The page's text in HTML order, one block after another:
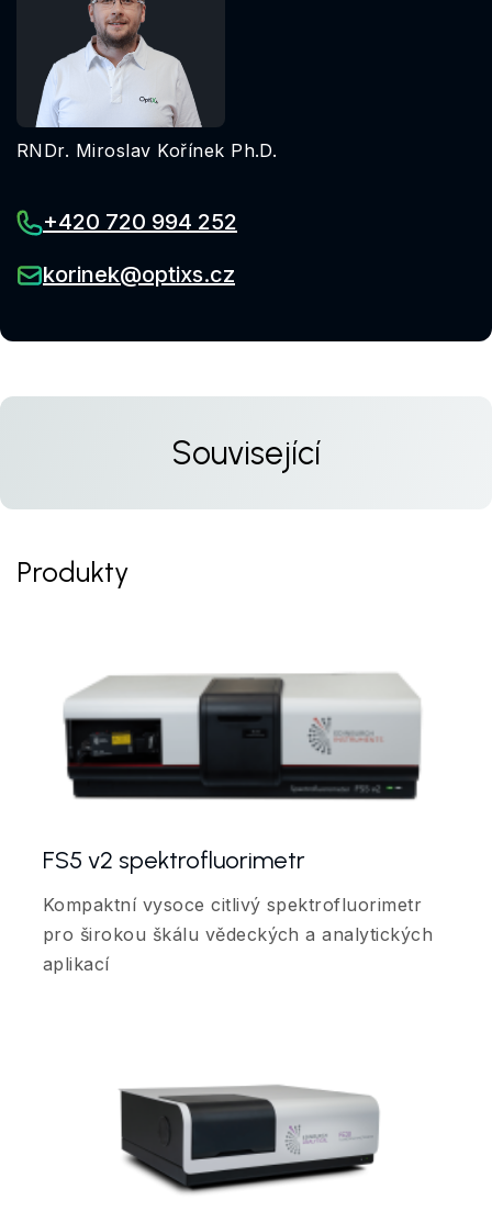
RNDr. Miroslav Kořínek Ph.D.
+420 720 994 252
korinek@optixs.cz
Související
Produkty
FS5 v2 spektrofluorimetr
Kompaktní vysoce citlivý spektrofluorimetr
pro širokou škálu vědeckých a analytických
aplikací